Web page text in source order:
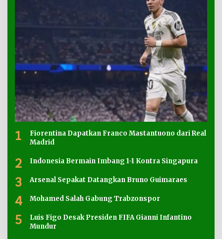
1
Fiorentina Dapatkan Franco Mastantuono dari Real
Madrid
2 Indonesia Bermain Imbang 1-1 Kontra Singapura
3 Arsenal Sepakat Datangkan Bruno Guimaraes
4 Mohamed Salah Gabung Trabzonspor
5
Luis Figo Desak Presiden FIFA Gianni Infantino
Mundur